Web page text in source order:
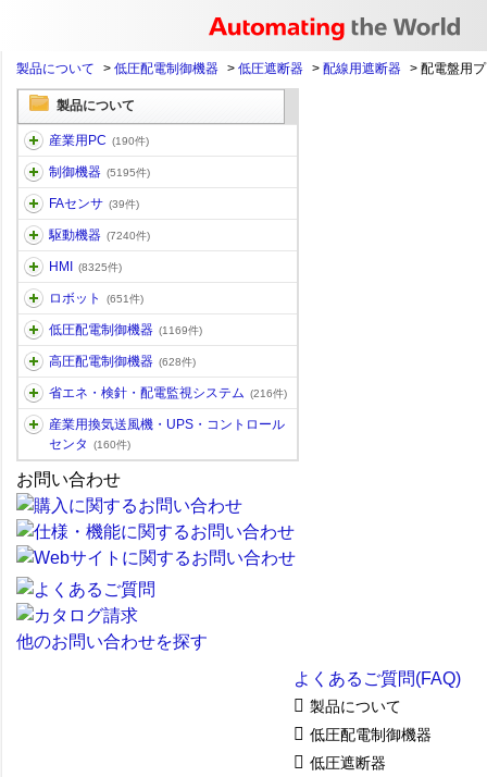
製品について > 低圧配電制御機器 > 低圧遮断器 > 配線用遮断器 > 配電盤用
製品について
産業用PC (190件)
制御機器 (5195件)
FAセンサ (39件)
駆動機器 (7240件)
HMI (8325件)
ロボット (651件)
低圧配電制御機器 (1169件)
高圧配電制御機器 (628件)
省エネ・検針・配電監視システム (216件)
産業用換気送風機・UPS・コントロール
センタ
(160件)
お問い合わせ
他のお問い合わせを探す
よくあるご質問(FAQ)
製品について
低圧配電制御機器
低圧遮断器